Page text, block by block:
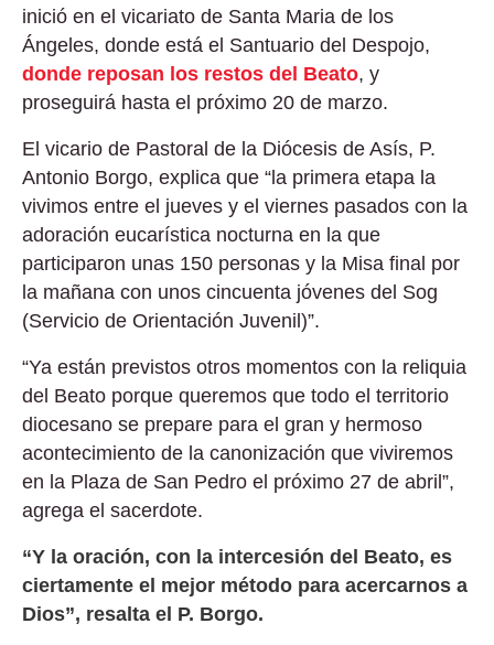
inició en el vicariato de Santa Maria de los
Ángeles, donde está el Santuario del Despojo,
donde reposan los restos del Beato, y
proseguirá hasta el próximo 20 de marzo.
El vicario de Pastoral de la Diócesis de Asís, P.
Antonio Borgo, explica que “la primera etapa la
vivimos entre el jueves y el viernes pasados ​​con la
adoración eucarística nocturna en la que
participaron unas 150 personas y la Misa final por
la mañana con unos cincuenta jóvenes del Sog
(Servicio de Orientación Juvenil)”.
“Ya están previstos otros momentos con la reliquia
del Beato porque queremos que todo el territorio
diocesano se prepare para el gran y hermoso
acontecimiento de la canonización que viviremos
en la Plaza de San Pedro el próximo 27 de abril”,
agrega el sacerdote.
“Y la oración, con la intercesión del Beato, es
ciertamente el mejor método para acercarnos a
Dios”, resalta el P. Borgo.